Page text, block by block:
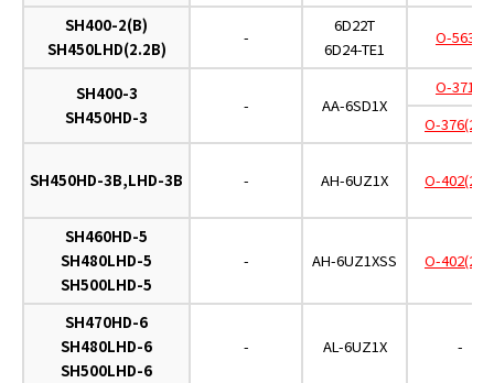
SH400-2(B)
SH450LHD(2.2B)
-
6D22T
6D24-TE1
O-563A
SH400-3
SH450HD-3
- AA-6SD1X
O-371A
O-376(2ヶ)
SH450HD-3B,LHD-3B - AH-6UZ1X O-402(2ヶ)
SH460HD-5
SH480LHD-5
SH500LHD-5
- AH-6UZ1XSS O-402(2ヶ)
SH470HD-6
SH480LHD-6
SH500LHD-6
- AL-6UZ1X -